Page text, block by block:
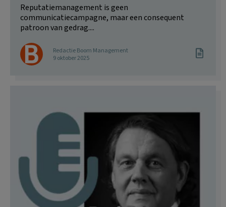
Reputatiemanagement is geen
communicatiecampagne, maar een consequent
patroon van gedrag....
Redactie Boom Management
9 oktober 2025